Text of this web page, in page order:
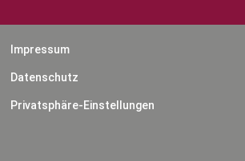
Impressum
Datenschutz
Privatsphäre-Einstellungen